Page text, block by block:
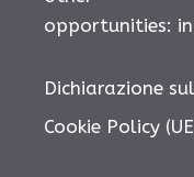
opportunities:
Dichiarazione
Cookie Policy